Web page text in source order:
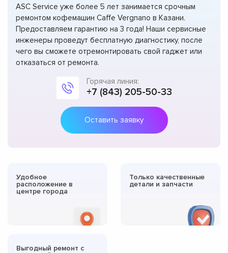
ASC Service уже более 5 лет занимается срочным
ремонтом кофемашин Caffe Vergnano в Казани.
Предоставляем гарантию на 3 года! Наши сервисные
инженеры проведут бесплатную диагностику, после
чего вы сможете отремонтировать свой гаджет или
отказаться от ремонта.
Горячая линия:
+7 (843) 205-50-33
Оставить заявку
Удобное
расположение в
центре города
Только качественные
детали и запчасти
Выгодный ремонт с